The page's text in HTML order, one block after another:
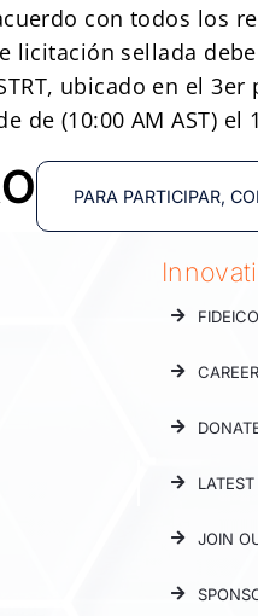
con todos los
licitación sellada
ubicado en el
de (10:00 AM AST) el
PARA PARTICIPAR,
JOIN